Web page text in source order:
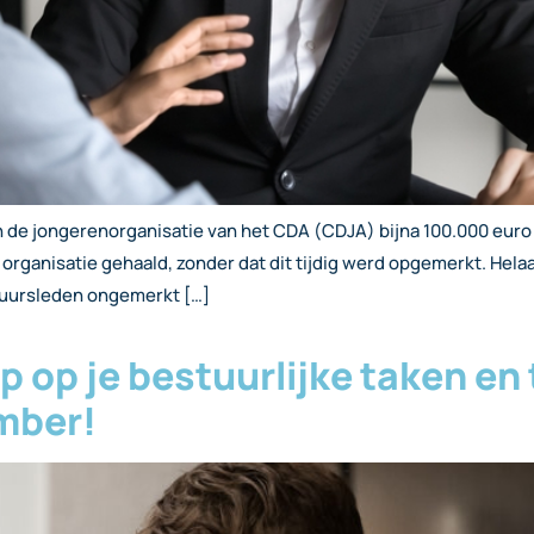
jongerenorganisatie van het CDA (CDJA) bijna 100.000
gehaald, zonder dat dit tijdig werd opgemerkt.
ongemerkt […]
op je bestuurlijke taken